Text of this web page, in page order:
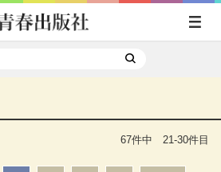
67件中 21-30件目